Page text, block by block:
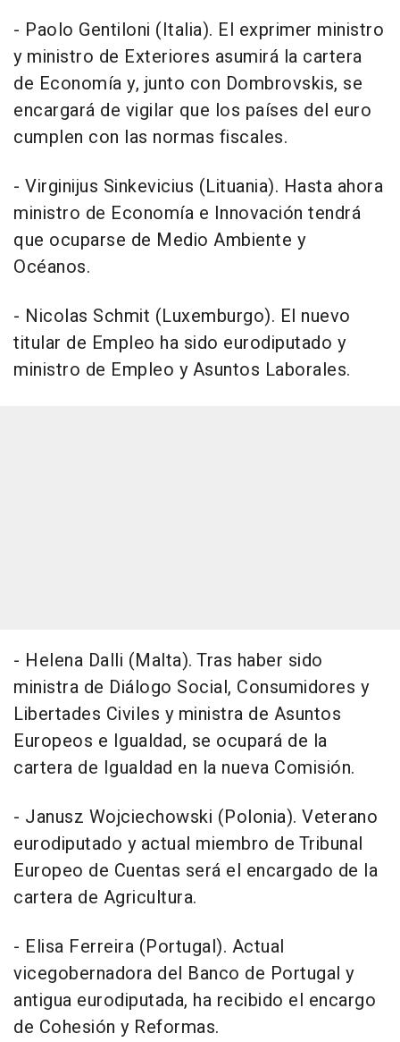
- Paolo Gentiloni (Italia). El exprimer ministro
y ministro de Exteriores asumirá la cartera
de Economía y, junto con Dombrovskis, se
encargará de vigilar que los países del euro
cumplen con las normas fiscales.
- Virginijus Sinkevicius (Lituania). Hasta ahora
ministro de Economía e Innovación tendrá
que ocuparse de Medio Ambiente y
Océanos.
- Nicolas Schmit (Luxemburgo). El nuevo
titular de Empleo ha sido eurodiputado y
ministro de Empleo y Asuntos Laborales.
- Helena Dalli (Malta). Tras haber sido
ministra de Diálogo Social, Consumidores y
Libertades Civiles y ministra de Asuntos
Europeos e Igualdad, se ocupará de la
cartera de Igualdad en la nueva Comisión.
- Janusz Wojciechowski (Polonia). Veterano
eurodiputado y actual miembro de Tribunal
Europeo de Cuentas será el encargado de la
cartera de Agricultura.
- Elisa Ferreira (Portugal). Actual
vicegobernadora del Banco de Portugal y
antigua eurodiputada, ha recibido el encargo
de Cohesión y Reformas.